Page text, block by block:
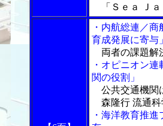
「Ｓｅａ Ｊａ
・内航総連／
育成発展に寄与
両者の課題解
・オピニオン
関の役割」
公共交通機関
森隆行 流通科
・海洋教育推